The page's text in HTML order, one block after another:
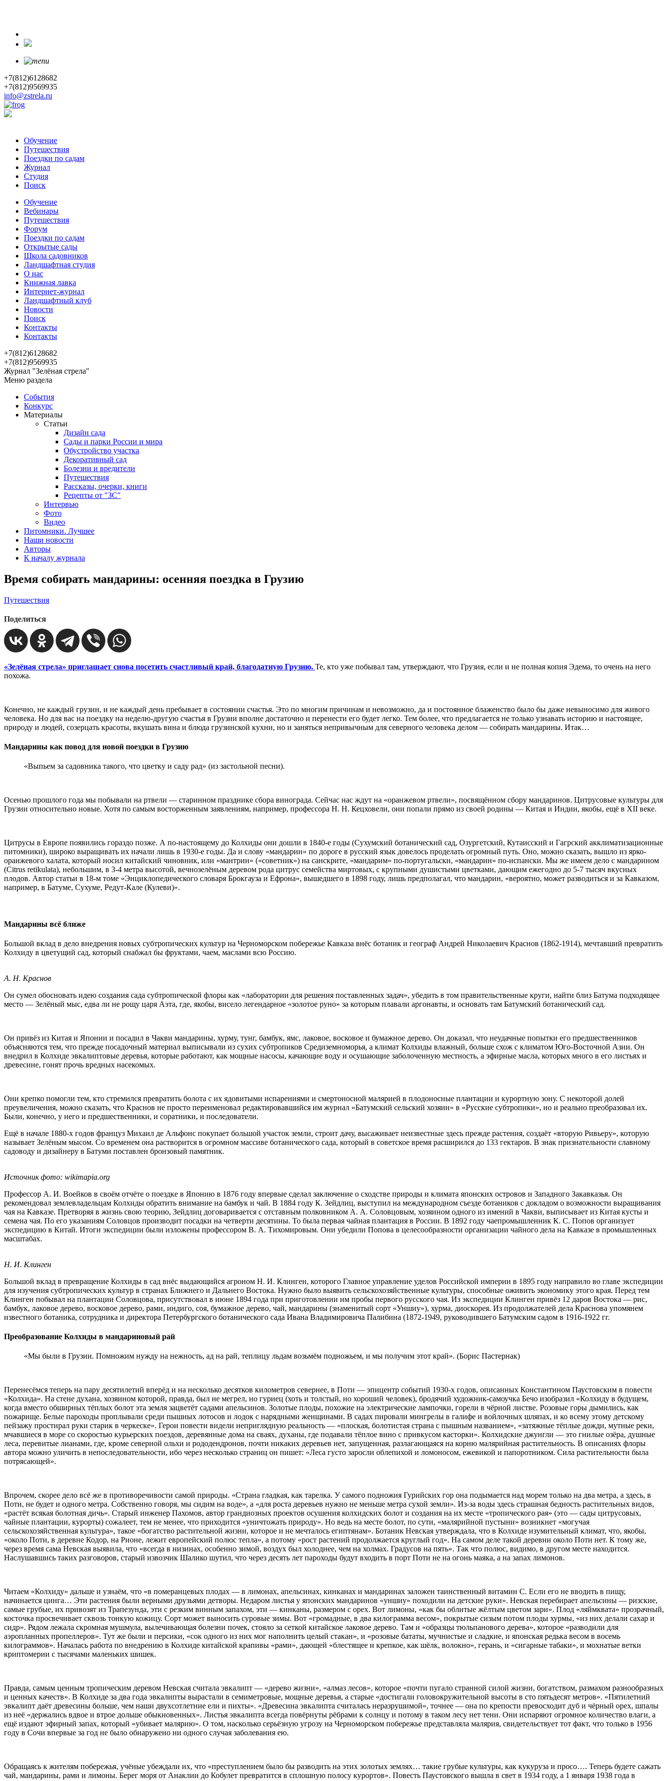
+7(812)6128682
+7(812)9569935
info@zstrela.ru
Обучение
Путешествия
Поездки по садам
Журнал
Студия
Поиск
Обучение
Вебинары
Путешествия
Форум
Поездки по садам
Открытые сады
Школа садовников
Ландшафтная студия
О нас
Книжная лавка
Интернет-журнал
Ландшафтный клуб
Новости
Поиск
Контакты
Контакты
+7(812)6128682
+7(812)9569935
Журнал "Зелёная стрела"
Меню раздела
События
Конкурс
Материалы
Статьи
Дизайн сада
Сады и парки России и мира
Обустройство участка
Декоративный сад
Болезни и вредители
Путешествия
Рассказы, очерки, книги
Рецепты от "ЗС"
Интервью
Фото
Видео
Питомники. Лучшее
Наши новости
Авторы
К началу журнала
Время собирать мандарины: осенняя поездка в Грузию
Путешествия
Поделиться
«Зелёная стрела» приглашает снова посетить счастливый край, благодатную Грузию. Те, кто уже побывал там, утверждают, что Грузия, если и не полная копия Эдема, то очень на него
похожа.
Конечно, не каждый грузин, и не каждый день пребывает в состоянии счастья. Это по многим причинам и невозможно, да и постоянное блаженство было бы даже невыносимо для живого
человека. Но для вас на поездку на неделю-другую счастья в Грузии вполне достаточно и перенести его будет легко. Тем более, что предлагается не только узнавать историю и настоящее,
природу и людей, созерцать красоты, вкушать вина и блюда грузинской кухни, но и заняться непривычным для северного человека делом — собирать мандарины. Итак…
Мандарины как повод для новой поездки в Грузию
«Выпьем за садовника такого, что цветку и саду рад» (из застольной песни).
Осенью прошлого года мы побывали на ртвели — старинном празднике сбора винограда. Сейчас нас ждут на «оранжевом ртвели», посвящённом сбору мандаринов. Цитрусовые культуры для
Грузии относительно новые. Хотя по самым восторженным заявлениям, например, профессора Н. Н. Кецховели, они попали прямо из своей родины — Китая и Индии, якобы, ещё в XII веке.
Цитрусы в Европе появились гораздо позже. А по-настоящему до Колхиды они дошли в 1840-е годы (Сухумский ботанический сад, Озургетский, Кутаисский и Гагрский акклиматизационные
питомники), широко выращивать их начали лишь в 1930-е годы. Да и слову «мандарин» по дороге в русский язык довелось проделать огромный путь. Оно, можно сказать, вышло из ярко-
оранжевого халата, который носил китайский чиновник, или «мантрин» («советник») на санскрите, «мандарим» по-португальски, «мандарин» по-испански. Мы же имеем дело с мандарином
(Citrus retikulata), небольшим, в 3-4 метра высотой, вечнозелёным деревом рода цитрус семейства миртовых, с крупными душистыми цветками, дающим ежегодно до 5-7 тысяч вкусных
плодов. Автор статьи в 18-м томе «Энциклопедического словаря Брокгауза и Ефрона», вышедшего в 1898 году, лишь предполагал, что мандарин, «вероятно, может разводиться и за Кавказом,
например, в Батуме, Сухуме, Редут-Кале (Кулеви)».
Мандарины всё ближе
Большой вклад в дело внедрения новых субтропических культур на Черноморском побережье Кавказа внёс ботаник и географ Андрей Николаевич Краснов (1862-1914), мечтавший превратить
Колхиду в цветущий сад, который снабжал бы фруктами, чаем, маслами всю Россию.
А. Н. Краснов
Он сумел обосновать идею создания сада субтропической флоры как «лаборатории для решения поставленных задач», убедить в том правительственные круги, найти близ Батума подходящее
место — Зелёный мыс, едва ли не рощу царя Аэта, где, якобы, висело легендарное «золотое руно» за которым плавали аргонавты, и основать там Батумский ботанический сад.
Он привёз из Китая и Японии и посадил в Чакви мандарины, хурму, тунг, бамбук, ямс, лаковое, восковое и бумажное дерево. Он доказал, что неудачные попытки его предшественников
объясняются тем, что прежде посадочный материал выписывали из сухих субтропиков Средиземноморья, а климат Колхиды влажный, больше схож с климатом Юго-Восточной Азии. Он
внедрил в Колхиде эвкалиптовые деревья, которые работают, как мощные насосы, качающие воду и осушающие заболоченную местность, а эфирные масла, которых много в его листьях и
древесине, гонят прочь вредных насекомых.
Они крепко помогли тем, кто стремился превратить болота с их ядовитыми испарениями и смертоносной малярией в плодоносные плантации и курортную зону. С некоторой долей
преувеличения, можно сказать, что Краснов не просто переименовал редактировавшийся им журнал «Батумский сельский хозяин» в «Русские субтропики», но и реально преобразовал их.
Были, конечно, у него и предшественники, и соратники, и последователи.
Ещё в начале 1880-х годов француз Михаил де Альфонс покупает большой участок земли, строит дачу, высаживает неизвестные здесь прежде растения, создаёт «вторую Ривьеру», которую
называет Зелёным мысом. Со временем она растворится в огромном массиве ботанического сада, который в советское время расширился до 133 гектаров. В знак признательности славному
садоводу и дизайнеру в Батуми поставлен бронзовый памятник.
Источник фото: wikimapia.org
Профессор А. И. Воейков в своём отчёте о поездке в Японию в 1876 году впервые сделал заключение о сходстве природы и климата японских островов и Западного Закавказья. Он
рекомендовал землевладельцам Колхиды обратить внимание на бамбук и чай. В 1884 году К. Зейдлиц, выступил на международном съезде ботаников с докладом о возможности выращивания
чая на Кавказе. Претворяя в жизнь свою теорию, Зейдлиц договаривается с отставным полковником А. А. Соловцовым, хозяином одного из имений в Чакви, выписывает из Китая кусты и
семена чая. По его указаниям Соловцов производит посадки на четверти десятины. То была первая чайная плантация в России. В 1892 году чаепромышленник К. С. Попов организует
экспедицию в Китай. Итоги экспедиции были изложены профессором В. А. Тихомировым. Они убедили Попова в целесообразности организации чайного дела на Кавказе в промышленных
масштабах.
Н. И. Клинген
Большой вклад в превращение Колхиды в сад внёс выдающийся агроном Н. И. Клинген, которого Главное управление уделов Российской империи в 1895 году направило во главе экспедиции
для изучения субтропических культур в странах Ближнего и Дальнего Востока. Нужно было выявить сельскохозяйственные культуры, способные оживить экономику этого края. Перед тем
Клинген побывал на плантации Соловцова, присутствовал в июне 1894 года при приготовлении им пробы первого русского чая. Из экспедиции Клинген привёз 12 даров Востока — рис,
бамбук, лаковое дерево, восковое дерево, рами, индиго, соя, бумажное дерево, чай, мандарины (знаменитый сорт «Уншиу»), хурма, диоскорея. Из продолжателей дела Краснова упомянем
известного ботаника, сотрудника и директора Петербургского ботанического сада Ивана Владимировича Палибина (1872-1949, руководившего Батумским садом в 1916-1922 гг.
Преобразование Колхиды в мандариновый рай
«Мы были в Грузии. Помножим нужду на нежность, ад на рай, теплицу льдам возьмём подножьем, и мы получим этот край». (Борис Пастернак)
Перенесёмся теперь на пару десятилетий вперёд и на несколько десятков километров севернее, в Поти — эпицентр событий 1930-х годов, описанных Константином Паустовским в повести
«Колхида». На стене духана, хозяином которой, правда, был не мегрел, но гуриец (хоть и толстый, но хороший человек), бродячий художник-самоучка Бечо изобразил «Колхиду в будущем,
когда вместо обширных тёплых болот эта земля зацветёт садами апельсинов. Золотые плоды, похожие на электрические лампочки, горели в чёрной листве. Розовые горы дымились, как
пожарище. Белые пароходы проплывали среди пышных лотосов и лодок с нарядными женщинами. В садах пировали мингрелы в галифе и войлочных шляпах, и ко всему этому детскому
пейзажу простирал руки старик в черкеске». Герои повести видели неприглядную реальность — «плоская, болотистая страна с пышным названием», «затяжные тёплые дожди, мутные реки,
мчавшиеся в море со скоростью курьерских поездов, деревянные дома на сваях, духаны, где подавали тёплое вино с привкусом касторки». Колхидские джунгли — это гнилые озёра, душные
леса, перевитые лианами, где, кроме северной ольхи и рододендронов, почти никаких деревьев нет, запущенная, разлагающаяся на корню малярийная растительность. В описаниях флоры
автора можно уличить в непоследовательности, ибо через несколько страниц он пишет: «Леса густо заросли облепихой и ломоносом, ежевикой и папоротником. Сила растительности была
потрясающей».
Впрочем, скорее дело всё же в противоречивости самой природы. «Страна гладкая, как тарелка. У самого подножия Гурийских гор она подымается над морем только на два метра, а здесь, в
Поти, не будет и одного метра. Собственно говоря, мы сидим на воде», а «для роста деревьев нужно не меньше метра сухой земли». Из-за воды здесь страшная бедность растительных видов,
«растёт всякая болотная дичь». Старый инженер Пахомов, автор грандиозных проектов осушения колхидских болот и создания на их месте «тропического рая» (это — сады цитрусовых,
чайные плантации, курорты) сожалеет, тем не менее, что приходится «уничтожать природу». Но ведь на месте болот, по сути, «малярийной пустыни» возникнет «могучая
сельскохозяйственная культура», такое «богатство растительной жизни, которое и не мечталось египтянам». Ботаник Невская утверждала, что в Колхиде изумительный климат, что, якобы,
«около Поти, в деревне Кодор, на Рионе, лежит европейский полюс тепла», а потому «рост растений продолжается круглый год». На самом деле такой деревни около Поти нет. К тому же,
через время сама Невская выявила, что «всегда в низинах, особенно зимой, воздух был холоднее, чем на холмах. Градусов на пять». Так что полюс, видимо, в другом месте находится.
Наслушавшись таких разговоров, старый извозчик Шалико шутил, что через десять лет пароходы будут входить в порт Поти не на огонь маяка, а на запах лимонов.
Читаем «Колхиду» дальше и узнаём, что «в померанцевых плодах — в лимонах, апельсинах, кинканах и мандаринах заложен таинственный витамин С. Если его не вводить в пищу,
начинается цинга… Эти растения были верными друзьями детворы. Недаром листья у японских мандаринов «уншиу» походили на детские руки». Невская перебирает апельсины — ризские,
самые грубые, их привозят из Трапезунда, эти с резким винным запахом, эти — кинканы, размером с орех. Вот лимоны, «как бы облитые жёлтым цветом зари». Плод «ляймквата» прозрачный,
косточка просвечивает сквозь тонкую кожицу. Сорт может выносить суровые зимы. Вот «громадные, в два килограмма весом», покрытые сизым потом плоды хурмы, «из них делали сахар и
сидр». Рядом лежала скромная мушмула, вылечивающая болезни почек, стояло за сеткой китайское лаковое дерево. Там и «образцы тюльпанового дерева», которое «разводили для
аэропланных пропеллеров». Тут же были и персики, «сок одного из них мог наполнить целый стакан», и «розовые бататы, мучнистые и сладкие, и японская редька весом в восемь
килограммов». Началась работа по внедрению в Колхиде китайской крапивы «рами», дающей «блестящее и крепкое, как шёлк, волокно», герань, и «сигарные табаки», и мохнатые ветки
криптомерии с тысячами маленьких шишек.
Правда, самым ценным тропическим деревом Невская считала эвкалипт — «дерево жизни», «алмаз лесов», которое «почти пугало странной силой жизни, богатством, размахом разнообразных
и ценных качеств». В Колхиде за два года эвкалипты вырастали в семиметровые, мощные деревья, а старые «достигали головокружительной высоты в сто пятьдесят метров». «Пятилетний
эвкалипт даёт древесины больше, чем наши двухсотлетние ели и пихты». «Древесина эвкалипта считалась неразрушимой», точнее — она по крепости превосходит дуб и чёрный орех, шпалы
из неё «держались вдвое и втрое дольше обыкновенных». Листья эвкалипта всегда повёрнуты рёбрами к солнцу и потому в таком лесу нет тени. Они испаряют огромное количество влаги, а
ещё издают эфирный запах, который «убивает малярию». О том, насколько серьёзную угрозу на Черноморском побережье представляла малярия, свидетельствует тот факт, что только в 1956
году в Сочи впервые за год не было обнаружено ни одного случая заболевания ею.
Обращаясь к жителям побережья, учёные убеждали их, что «преступлением было бы разводить на этих золотых землях… такие грубые культуры, как кукуруза и просо…. Теперь будете сажать
чай, мандарины, рами и лимоны. Берег моря от Анаклии до Кобулет превратится в сплошную полосу курортов». Повесть Паустовского вышла в свет в 1934 году, а 1 января 1938 года в